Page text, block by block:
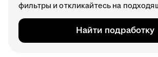
фильтры и откликайтесь на
Найти подработку